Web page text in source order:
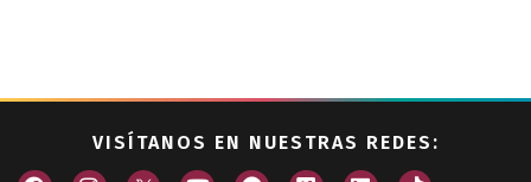
VISÍTANOS EN NUESTRAS REDES: